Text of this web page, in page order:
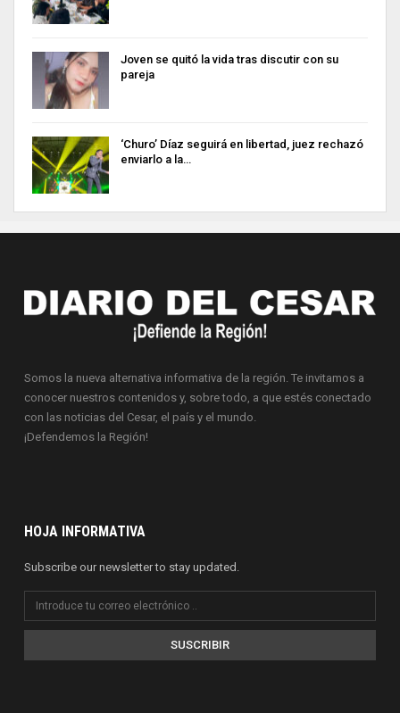
Joven se quitó la vida tras discutir con su
pareja
‘Churo’ Díaz seguirá en libertad, juez rechazó
enviarlo a la…
Somos la nueva alternativa informativa de la región. Te invitamos a
conocer nuestros contenidos y, sobre todo, a que estés conectado
con las noticias del Cesar, el país y el mundo.
¡Defendemos la Región!
HOJA INFORMATIVA
Subscribe our newsletter to stay updated.
SUSCRIBIR